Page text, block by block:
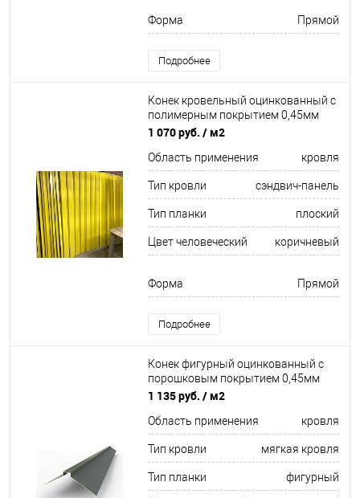
Форма Прямой
Подробнее
Конек кровельный оцинкованный c
полимерным покрытием 0,45мм
RAL 8017
1 070 руб. / м2
Область применения кровля
Тип кровли сэндвич-панель
Тип планки плоский
Цвет человеческий коричневый
Форма Прямой
Подробнее
Конек фигурный оцинкованный c
порошковым покрытием 0,45мм
RAL 7012
1 135 руб. / м2
Область применения кровля
Тип кровли мягкая кровля
Тип планки фигурный